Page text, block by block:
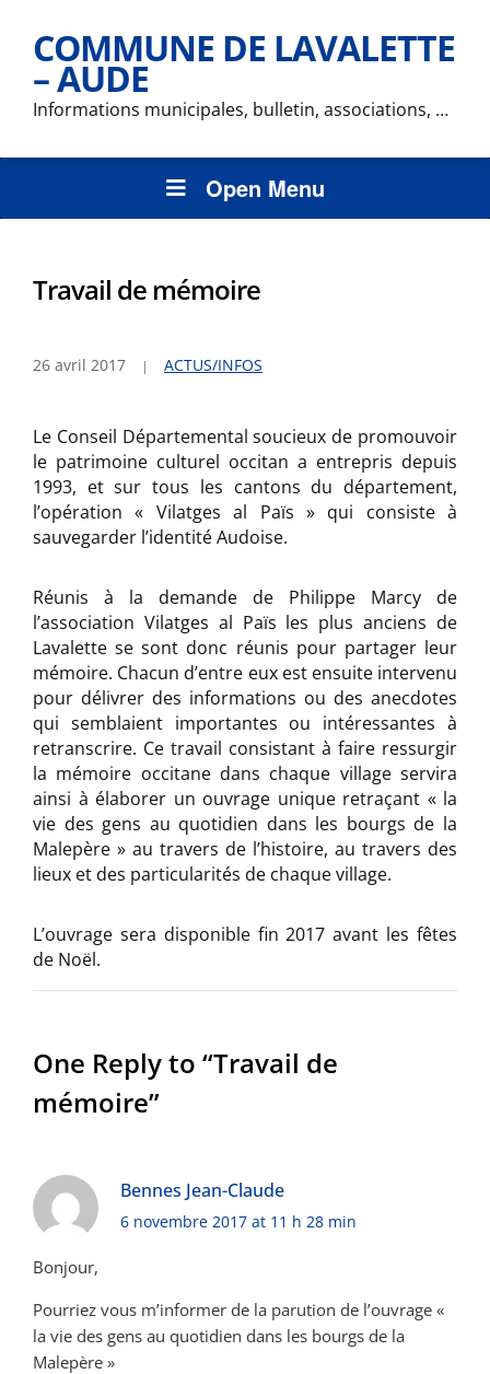
COMMUNE DE LAVALETTE
– AUDE
Informations municipales, bulletin, associations, …
Open Menu
Travail de mémoire
26 avril 2017 ACTUS/INFOS
Le Conseil Départemental soucieux de promouvoir
le patrimoine culturel occitan a entrepris depuis
1993, et sur tous les cantons du département,
l’opération « Vilatges al Païs » qui consiste à
sauvegarder l’identité Audoise.
Réunis à la demande de Philippe Marcy de
l’association Vilatges al Païs les plus anciens de
Lavalette se sont donc réunis pour partager leur
mémoire. Chacun d’entre eux est ensuite intervenu
pour délivrer des informations ou des anecdotes
qui semblaient importantes ou intéressantes à
retranscrire. Ce travail consistant à faire ressurgir
la mémoire occitane dans chaque village servira
ainsi à élaborer un ouvrage unique retraçant « la
vie des gens au quotidien dans les bourgs de la
Malepère » au travers de l’histoire, au travers des
lieux et des particularités de chaque village.
L’ouvrage sera disponible fin 2017 avant les fêtes
de Noël.
One Reply to “Travail de
mémoire”
Bennes Jean-Claude
6 novembre 2017 at 11 h 28 min
Bonjour,
Pourriez vous m’informer de la parution de l’ouvrage «
la vie des gens au quotidien dans les bourgs de la
Malepère »